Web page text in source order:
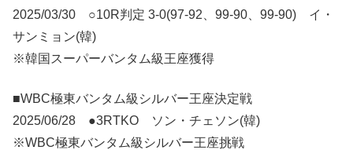
2025/03/30 ○10R判定 3-0(97-92、99-90、99-90) イ・
サンミョン(韓)
※韓国スーパーバンタム級王座獲得
■WBC極東バンタム級シルバー王座決定戦
2025/06/28 ●3RTKO ソン・チェソン(韓)
※WBC極東バンタム級シルバー王座挑戦